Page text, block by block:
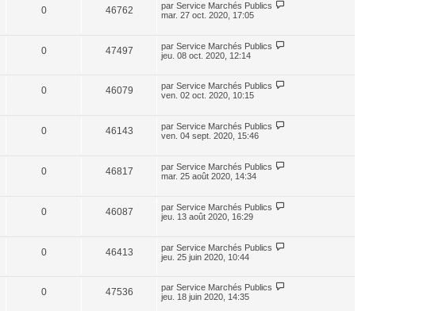
0 46762 par Service Marchés Publics
mar. 27 oct. 2020, 17:05
0 47497 par Service Marchés Publics
jeu. 08 oct. 2020, 12:14
0 46079 par Service Marchés Publics
ven. 02 oct. 2020, 10:15
0 46143 par Service Marchés Publics
ven. 04 sept. 2020, 15:46
0 46817 par Service Marchés Publics
mar. 25 août 2020, 14:34
0 46087 par Service Marchés Publics
jeu. 13 août 2020, 16:29
0 46413 par Service Marchés Publics
jeu. 25 juin 2020, 10:44
0 47536 par Service Marchés Publics
jeu. 18 juin 2020, 14:35